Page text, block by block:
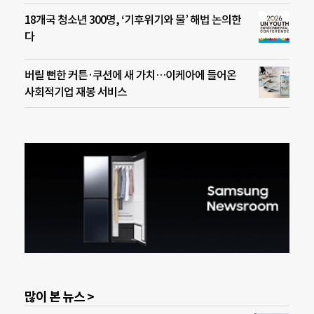
18개국 청소년 300명, ‘기후위기와 물’ 해법 논의한
다
버릴 뻔한 커튼·쿠션에 새 가치…이케아에 들어온
사회적기업 재봉 서비스
많이 본 뉴스 >